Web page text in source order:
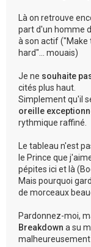
Là on retrouve
part d'un homme
à son actif ("Make
hard"... mouais)
Je ne souhaite
cités plus haut.
Simplement qu'il
oreille
rythmique raffiné.
Le tableau n'est
le Prince que
pépites ici et là
Mais pourquoi
de morceaux
Pardonnez-moi,
Breakdown a su
malheureusement